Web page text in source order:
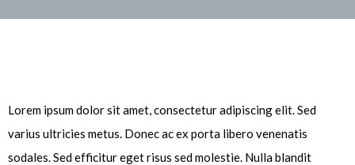
Lorem ipsum dolor sit amet, consectetur adipiscing elit. Sed
varius ultricies metus. Donec ac ex porta libero venenatis
sodales. Sed efficitur eget risus sed molestie. Nulla blandit